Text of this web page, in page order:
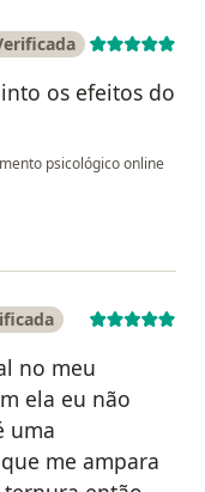
os efeitos do
psicológico online
no meu
ela eu não
uma
me ampara